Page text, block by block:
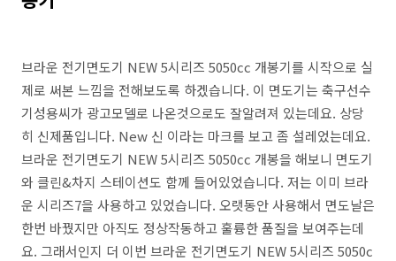
브라운 전기면도기 NEW 5시리즈 5050cc 개봉기를 시작으로 실
제로 써본 느낌을 전해보도록 하겠습니다. 이 면도기는 축구선수
기성용씨가 광고모델로 나온것으로도 잘알려져 있는데요. 상당
히 신제품입니다. New 신 이라는 마크를 보고 좀 설레었는데요.
브라운 전기면도기 NEW 5시리즈 5050cc 개봉을 해보니 면도기
와 클린&차지 스테이션도 함께 들어있었습니다. 저는 이미 브라
운 시리즈7을 사용하고 있었습니다. 오랫동안 사용해서 면도날은
한번 바꿨지만 아직도 정상작동하고 훌륭한 품질을 보여주는데
요. 그래서인지 더 이번 브라운 전기면도기 NEW 5시리즈 5050c